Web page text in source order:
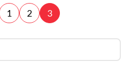
1 2 3